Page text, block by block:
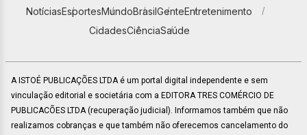
NotíciasEsportesMundoBrasilGenteEntretenimento
CidadesCiênciaSaúde
A ISTOÉ PUBLICAÇÕES LTDA é um portal digital independente e sem
vinculação editorial e societária com a EDITORA TRES COMÉRCIO DE
PUBLICACÕES LTDA (recuperação judicial). Informamos também que não
realizamos cobranças e que também não oferecemos cancelamento do